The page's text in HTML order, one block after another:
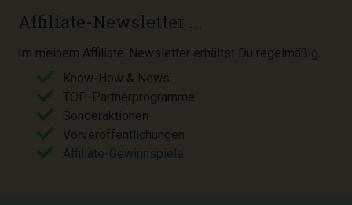
Affiliate-Newsletter ...
Im meinem Affiliate-Newsletter erhältst Du regelmäßig...
Know-How & News
TOP-Partnerprogramme
Sonderaktionen
Vorveröffentlichungen
Affiliate-Gewinnspiele